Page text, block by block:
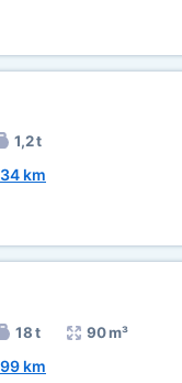
1,2 t
km
18 t 90 m³
km